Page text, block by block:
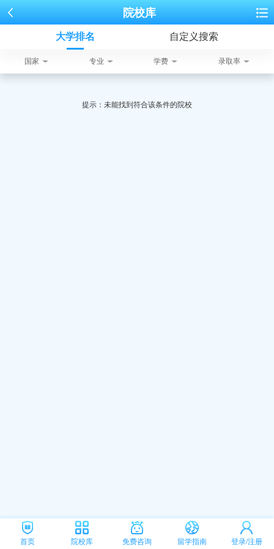
院校库
大学排名 自定义搜索
国家 专业 学费 录取率
提示：未能找到符合该条件的院校
首页 院校库 免费咨询 留学指南 登录/注册